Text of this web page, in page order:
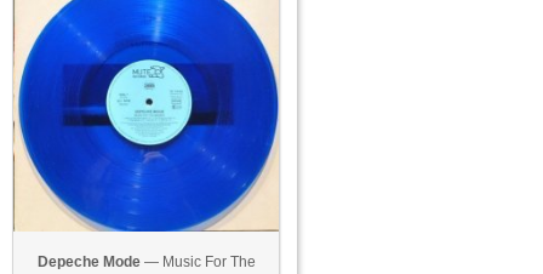
Depeche Mode— Music For The